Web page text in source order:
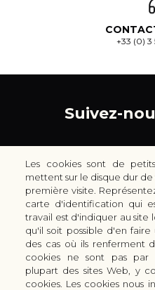
+33 (0) 3
Suivez-
30 rue Colbert - 51100
+33 (0) 3 51 42 66 63
Boutique
LES GAMMES DE
Les cookies sont de
mettent sur le disque dur
première visite.
carte d'identification qui
travail est d'indiquer au site
qu'il soit possible d'en faire
des cas où ils renferment
cookies ne sont pas par
plupart des sites Web, y
cookies. Les cookies nous